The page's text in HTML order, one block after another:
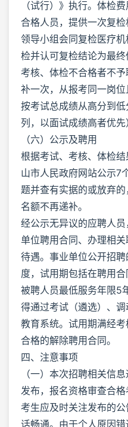
（试行）》执行。体检
合格人员，提供一次复
领导小组会同复检医疗
检并认可复检结论为最终
考核、体检不合格者不
补一次，从报考同一岗位
按考试总成绩从高分到
列，以面试成绩高者优先
（六）公示及聘用
根据考试、考核、体检
山市人民政府网站公示7
题并查有实据的或放弃
名额不再递补。
经公示无异议的应聘人
单位聘用合同、办理相
待遇。事业单位公开招
度，试用期包括在聘用合
被聘人员最低服务年限5
得通过考试（遴选）、
教育系统。试用期满经
合格的解除聘用合同。
四、注意事项
（一）本次招聘相关信
发布，报名资格审查合格
考生应及时关注发布的
话畅通。由于个人原因